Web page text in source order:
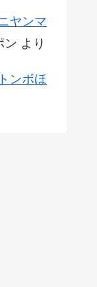
ヤンマ
ン より
ンボほ